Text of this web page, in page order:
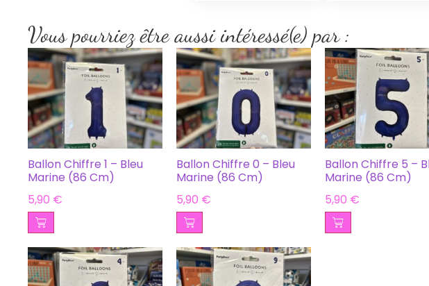
Vous pourriez être aussi intéressé(e) par :
Ballon Chiffre 1 – Bleu
Marine (86 Cm)
5,90 €
Ballon Chiffre 0 – Bleu
Marine (86 Cm)
5,90 €
Ballon Chiffre 5 –
Marine (86 Cm)
5,90 €